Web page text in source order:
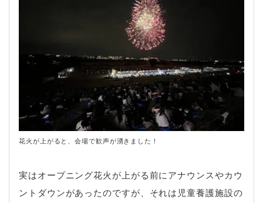
花火が上がると、会場で歓声が湧きました！
実はオープニング花火が上がる前にアナウンスやカウ
ントダウンがあったのですが、それは児童養護施設の